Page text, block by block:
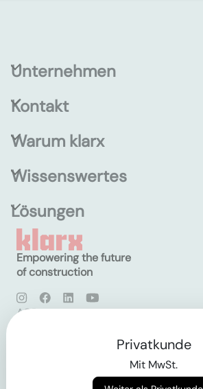
Unternehmen
Kontakt
Warum klarx
Wissenswertes
Lösungen
Empowering the future
of construction
AGB
Privatkunde
Mit MwSt.